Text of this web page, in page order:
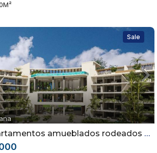
M²
Sale
amueblados rodeados por campo de golf en Punta Cana